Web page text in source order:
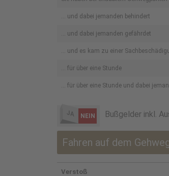
… und dabei jemanden behindert
... und dabei jemanden gefährdet
... und es kam zu einer
... für über eine Stunde
... für über eine Stunde und dabei
JA NEIN Bußgelder inkl.
Fahren auf dem
Verstoß